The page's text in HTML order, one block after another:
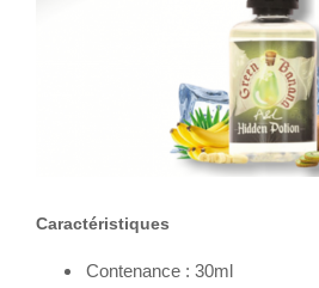
Caractéristiques
Contenance : 30ml